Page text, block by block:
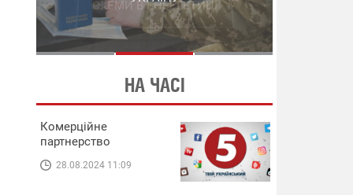
СХЕМИ В ЕНЕРГЕТИЦІ
ЕНЕРГЕТИЦІ
НА ЧАСІ
Комерційне
партнерство
28.08.2024 11:09